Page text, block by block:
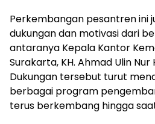
Perkembangan pesantren ini
dukungan dan motivasi dari
antaranya Kepala Kantor
Surakarta, KH. Ahmad Ulin Nur
Dukungan tersebut turut
berbagai program
terus berkembang hingga